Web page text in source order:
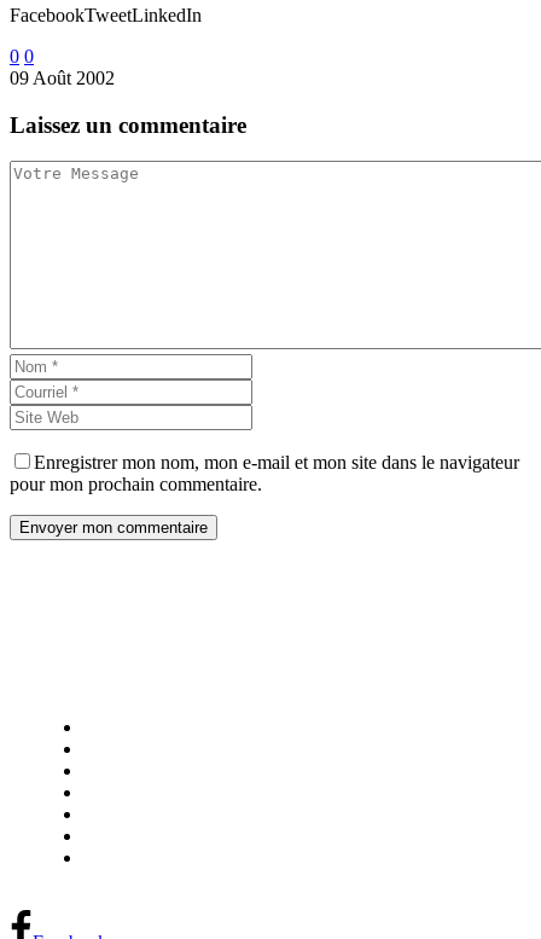
FacebookTweetLinkedIn
0 0
09 Août 2002
Laissez un commentaire
Enregistrer mon nom, mon e-mail et mon site dans le navigateur
pour mon prochain commentaire.
Envoyer mon commentaire